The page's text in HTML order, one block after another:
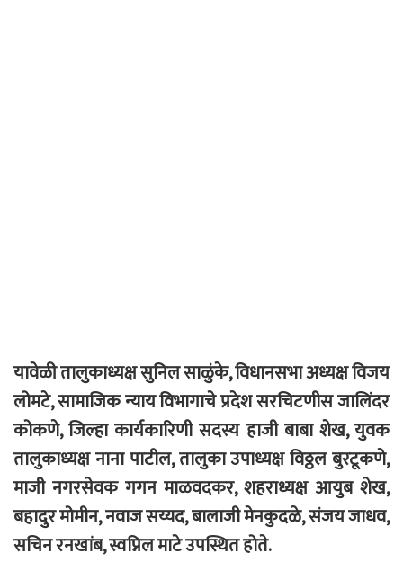
यावेळी तालुकाध्यक्ष सुनिल साळुंके, विधानसभा अध्यक्ष विजय
लोमटे, सामाजिक न्याय विभागाचे प्रदेश सरचिटणीस जालिंदर
कोकणे, जिल्हा कार्यकारिणी सदस्य हाजी बाबा शेख, युवक
तालुकाध्यक्ष नाना पाटील, तालुका उपाध्यक्ष विठ्ठल बुरटूकणे,
माजी नगरसेवक गगन माळवदकर, शहराध्यक्ष आयुब शेख,
बहादुर मोमीन, नवाज सय्यद, बालाजी मेनकुदळे, संजय जाधव,
सचिन रनखांब, स्वप्निल माटे उपस्थित होते.